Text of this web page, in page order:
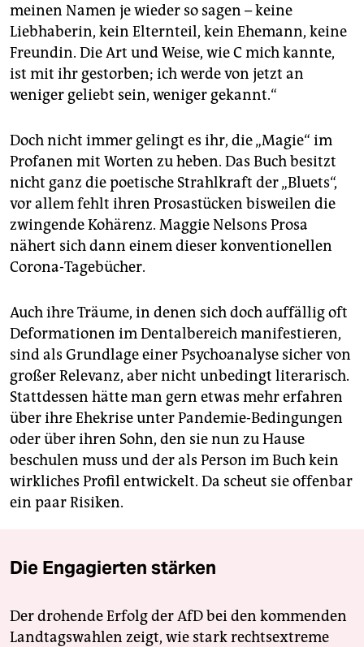
meinen Namen je wieder so sagen – keine
Liebhaberin, kein Elternteil, kein Ehemann, keine
Freundin. Die Art und Weise, wie C mich kannte,
ist mit ihr gestorben; ich werde von jetzt an
weniger geliebt sein, weniger gekannt.“
Doch nicht immer gelingt es ihr, die „Magie“ im
Profanen mit Worten zu heben. Das Buch besitzt
nicht ganz die poetische Strahlkraft der „Bluets“,
vor allem fehlt ihren Prosastücken bisweilen die
zwingende Kohärenz. Maggie Nelsons Prosa
nähert sich dann einem dieser konventionellen
Corona-Tagebücher.
Auch ihre Träume, in denen sich doch auffällig oft
Deformationen im Dentalbereich manifestieren,
sind als Grundlage einer Psychoanalyse sicher von
großer Relevanz, aber nicht unbedingt literarisch.
Stattdessen hätte man gern etwas mehr erfahren
über ihre Ehekrise unter Pandemie-Bedingungen
oder über ihren Sohn, den sie nun zu Hause
beschulen muss und der als Person im Buch kein
wirkliches Profil entwickelt. Da scheut sie offenbar
ein paar Risiken.
Die Engagierten stärken
Der drohende Erfolg der AfD bei den kommenden
Landtagswahlen zeigt, wie stark rechtsextreme